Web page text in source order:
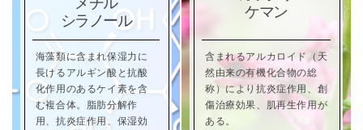
シラノール
海藻類に含まれ保湿力に
長けるアルギン酸と抗酸
化作用のあるケイ素を含
む複合体。脂肪分解作
用、抗炎症作用、保湿効
ケマン
含まれるアルカロイド（天
然由来の有機化合物の総
称）により抗炎症作用、創
傷治療効果、肌再生作用が
ある。